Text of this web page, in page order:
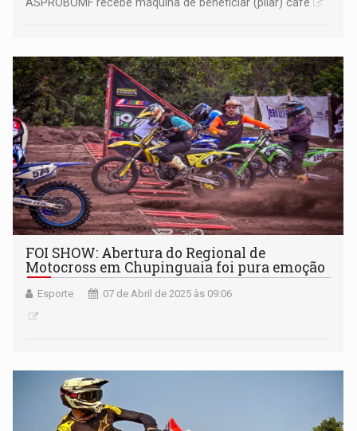
FOI SHOW: Abertura do Regional de
Motocross em Chupinguaia foi pura emoção
Esporte 07 de Abril de 2025 às 09:06